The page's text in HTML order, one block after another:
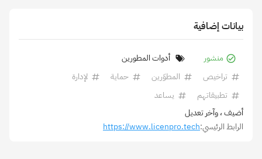
بيانات إضافية
منشور
أدوات المطورين
تراخيص
المطوّرين حماية
لإدارة
تطبيقاتهم
يساعد
أضيف، وآخر تعديل
الرابط الرئيسي:https://www.licenpro.tech